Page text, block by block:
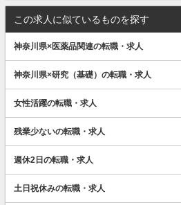
この求人に似ているものを探す
神奈川県×医薬品関連の転職・求人
神奈川県×研究（基礎）の転職・求人
女性活躍の転職・求人
残業少ないの転職・求人
週休2日の転職・求人
土日祝休みの転職・求人